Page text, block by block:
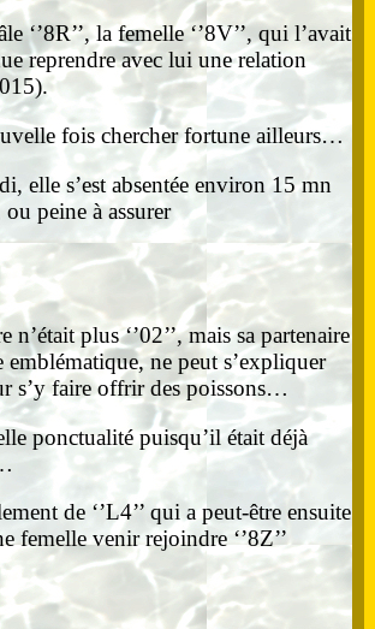
‘’8R’’, la femelle ‘’8V’’, qui l’avait
reprendre avec lui une relation
fois chercher fortune ailleurs…
elle s’est absentée environ 15 mn
peine à assurer
plus ‘’02’’, mais sa partenaire
emblématique, ne peut s’expliquer
s’y faire offrir des poissons…
ponctualité puisqu’il était déjà
de ‘’L4’’ qui a peut-être ensuite
femelle venir rejoindre ‘’8Z’’